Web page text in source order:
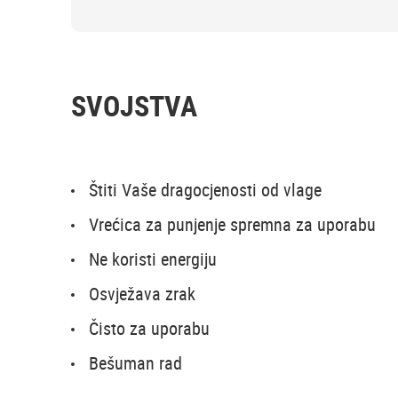
SVOJSTVA
Štiti Vaše dragocjenosti od vlage
Vrećica za punjenje spremna za uporabu
Ne koristi energiju
Osvježava zrak
Čisto za uporabu
Bešuman rad